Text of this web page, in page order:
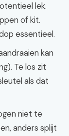
lek.
of kit.
essentieel.
kan
Te los zit
als dat
niet te
anders splijt